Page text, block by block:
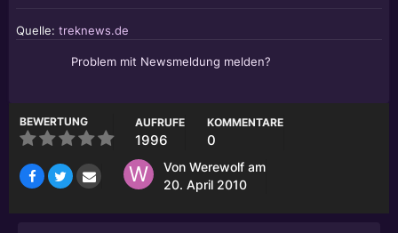
Quelle: treknews.de
Problem mit Newsmeldung melden?
BEWERTUNG AUFRUFE
1996
KOMMENTARE
0
Von Werewolf am
20. April 2010